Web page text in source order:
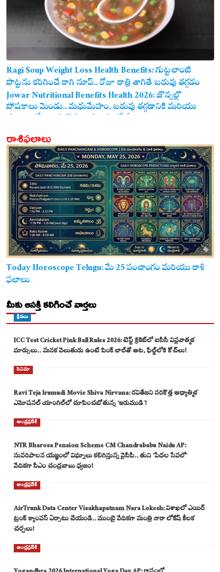
Ragi Soup Weight Loss Health Benefits: గుట్టలాంటి
పొట్టను కరిగించే రాగి సూప్.. రోజూ రాత్రి తాగితే బరువు తగ్గడం
ఖాయం!
Jowar Nutritional Benefits Health 2026: జొన్నల్లో
పోషకాలు మెండు.. మధుమేహం, బరువు తగ్గడానికి మరియు
గుండె ఆరోగ్యానికి జొన్న అన్నం ఎంతో మేలు!
రాశిఫలాలు
Today Horoscope Telugu: మే 25 పంచాంగం మరియు రాశి
ఫలాలు
మీకు ఆసక్తి కలిగించే వార్తలు
క్రీడలు
ICC Test Cricket Pink Ball Rules 2026: టెస్ట్ క్రికెట్‌లో ఐసీసీ విప్లవాత్మక
మార్పులు.. మసక వెలుతురు ఉంటే పింక్ బాల్‌తో ఆట, ఫీల్డ్‌లోకి కోచ్‌లు!
సినిమా
Ravi Teja Irumudi Movie Shiva Nirvana: రవితేజని సరికొత్త ఆధ్యాత్మిక
ఎమోషనల్ యాంగిల్‌లో చూపించబోతున్న ‘ఇరుముడి`!
ఆంధ్రప్రదేశ్
NTR Bharosa Pension Scheme CM Chandrababu Naidu AP:
సుపరిపాలన యజ్ఞంలో విఘ్నాలు కలిగిస్తున్న వైసీపీ.. తుని ‘పేదల సేవలో’
వేదికగా సీఎం చంద్రబాబు ధ్వజం!
ఆంధ్రప్రదేశ్
AirTrunk Data Center Visakhapatnam Nara Lokesh: విశాఖలో ఎయిర్
ట్రంక్ క్యాంపస్ ఏర్పాటు చేయండి.. ముంబై వేదికగా మంత్రి నారా లోకేష్ కీలక
చర్చలు!
ఆంధ్రప్రదేశ్